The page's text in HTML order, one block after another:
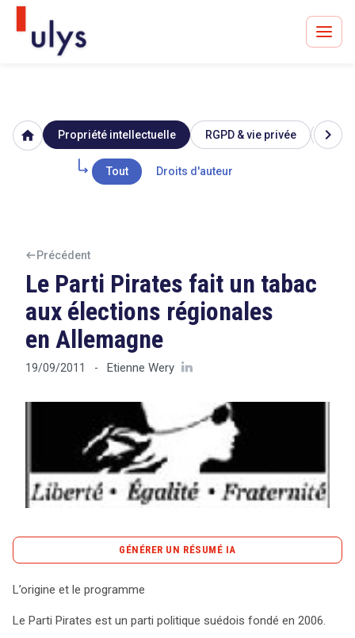
Avocats à Paris & Bruxelles
Leader en droit de l'innovation depuis 30 ans
Tout sur le RGPD
Tout sur le droit de l'innovation
Rechercher
home Propriété intellectuelle RGPD & vie privée
Tout Droits d'auteur
chevron_right
Précédent
Le Parti Pirates fait un tabac
aux élections régionales
en Allemagne
19/09/2011 - Etienne Wery
GÉNÉRER UN RÉSUMÉ IA
un programme innovant axé sur la protection des
L’origine et le programme
Le Parti Pirates est un parti politique suédois fondé en 2006.